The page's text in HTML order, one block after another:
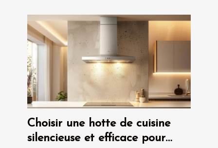
Choisir une hotte de cuisine
silencieuse et efficace pour